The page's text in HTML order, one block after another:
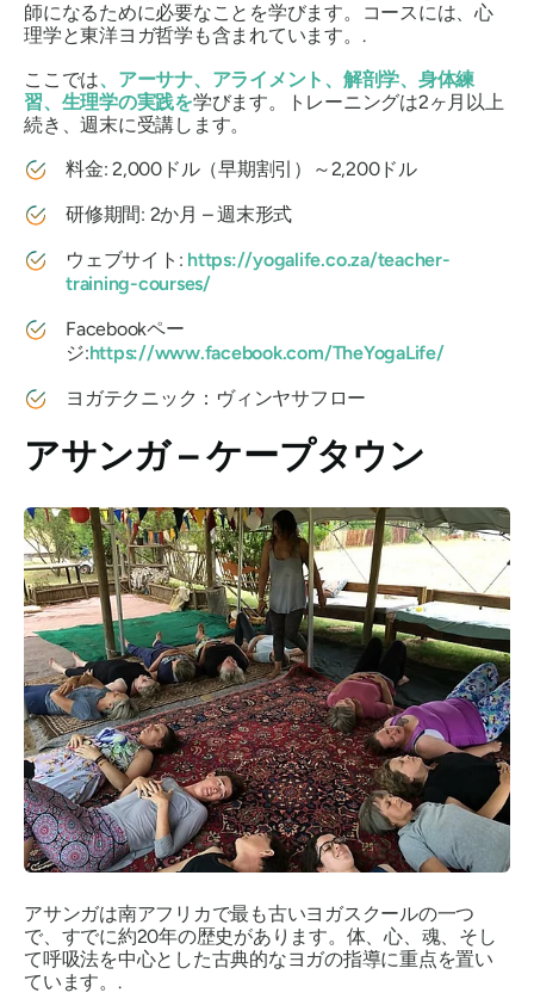
師になるために必要なことを学びます。コースには、心
理学と東洋ヨガ哲学も含まれています。.
ここでは、アーサナ、アライメント、解剖学、身体練
習、生理学の実践を学びます。トレーニングは2ヶ月以上
続き、週末に受講します。
料金: 2,000ドル（早期割引）～2,200ドル
研修期間: 2か月 – 週末形式
ウェブサイト: https://yogalife.co.za/teacher-
training-courses/
Facebookペー
ジ:https://www.facebook.com/TheYogaLife/
ヨガテクニック：ヴィンヤサフロー
アサンガ – ケープタウン
アサンガは南アフリカで最も古いヨガスクールの一つ
で、すでに約20年の歴史があります。体、心、魂、そし
て呼吸法を中心とした古典的なヨガの指導に重点を置い
ています。.